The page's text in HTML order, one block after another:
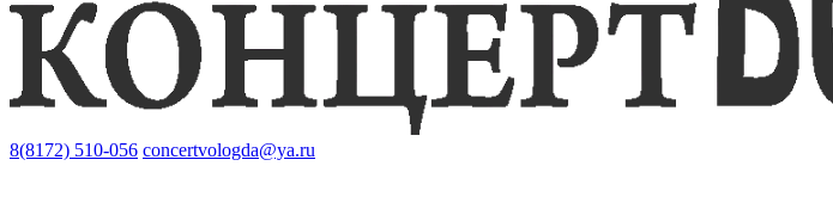
8(8172) 510-056 concertvologda@ya.ru